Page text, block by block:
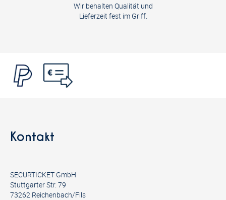
Wir behalten Qualität und
Lieferzeit fest im Griff.
Kontakt
SECURTICKET GmbH
Stuttgarter Str. 79
73262 Reichenbach/Fils